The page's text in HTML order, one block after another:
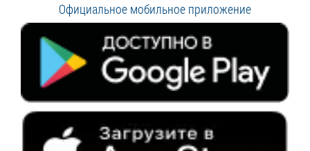
Официальное мобильное приложение